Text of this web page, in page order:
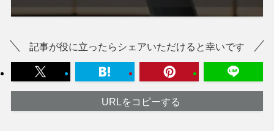
記事が役に立ったらシェアいただけると幸いです
URLをコピーする